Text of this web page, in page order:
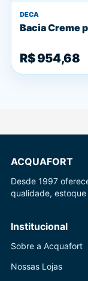
DECA
Bacia Creme
R$ 954,68
ACQUAFORT
Desde 1997
qualidade,
Institucional
Sobre a Acquafort
Nossas Lojas